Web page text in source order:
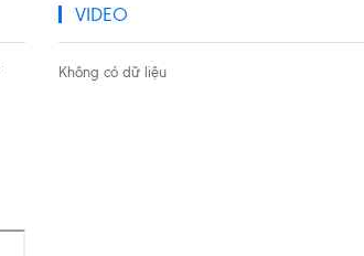
VIDEO
Không có dữ liệu